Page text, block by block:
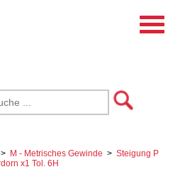
> M - Metrisches Gewinde > Steigung P
x1 Tol. 6H